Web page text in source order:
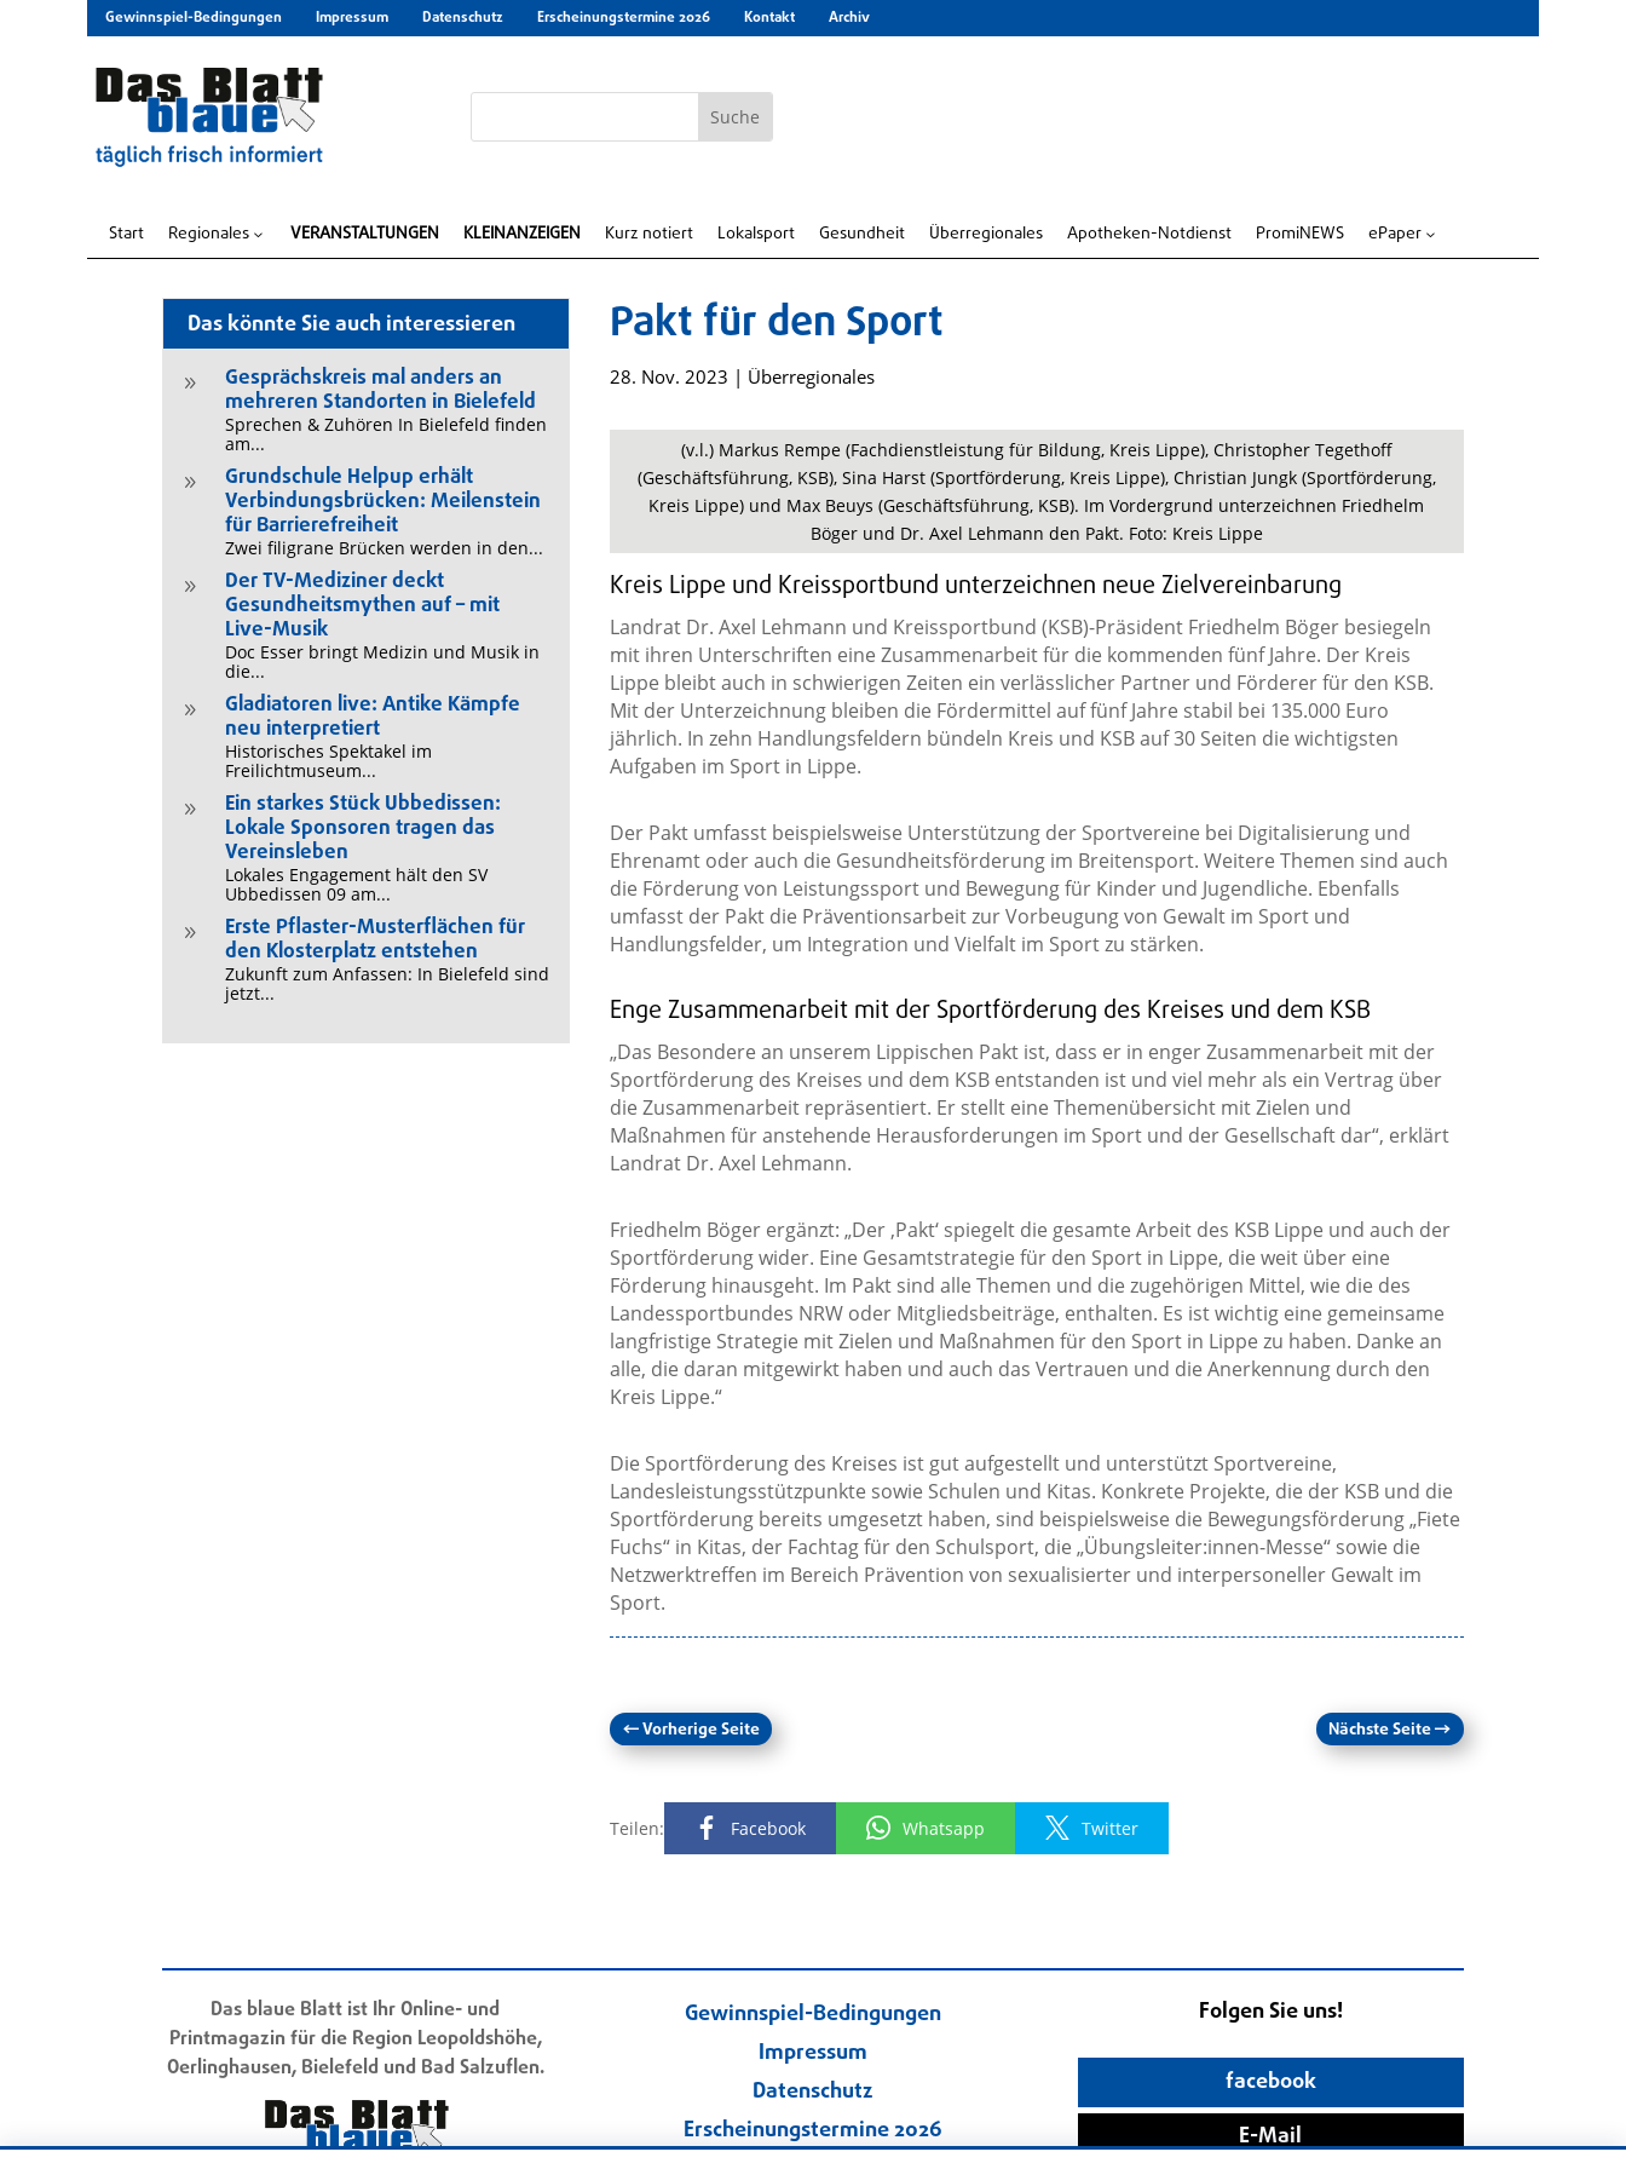
Gewinnspiel-Bedingungen Impressum Datenschutz Erscheinungstermine 2026 Kontakt Archiv
Start Regionales 3 VERANSTALTUNGEN KLEINANZEIGEN Kurz notiert Lokalsport Gesundheit Überregionales Apotheken-Notdienst PromiNEWS ePaper 3
Das könnte Sie auch interessieren
9
Gesprächskreis mal anders an
mehreren Standorten in Bielefeld
Sprechen & Zuhören In Bielefeld finden
am...
9
Grundschule Helpup erhält
Verbindungsbrücken: Meilenstein
für Barrierefreiheit
Zwei filigrane Brücken werden in den...
9
Der TV-Mediziner deckt
Gesundheitsmythen auf – mit
Live-Musik
Doc Esser bringt Medizin und Musik in
die...
9
Gladiatoren live: Antike Kämpfe
neu interpretiert
Historisches Spektakel im
Freilichtmuseum...
9
Ein starkes Stück Ubbedissen:
Lokale Sponsoren tragen das
Vereinsleben
Lokales Engagement hält den SV
Ubbedissen 09 am...
9
Erste Pflaster-Musterflächen für
den Klosterplatz entstehen
Zukunft zum Anfassen: In Bielefeld sind
jetzt...
Pakt für den Sport
28. Nov. 2023 | Überregionales
(v.l.) Markus Rempe (Fachdienstleistung für Bildung, Kreis Lippe), Christopher Tegethoff
(Geschäftsführung, KSB), Sina Harst (Sportförderung, Kreis Lippe), Christian Jungk (Sportförderung,
Kreis Lippe) und Max Beuys (Geschäftsführung, KSB). Im Vordergrund unterzeichnen Friedhelm
Böger und Dr. Axel Lehmann den Pakt. Foto: Kreis Lippe
Kreis Lippe und Kreissportbund unterzeichnen neue Zielvereinbarung
Landrat Dr. Axel Lehmann und Kreissportbund (KSB)-Präsident Friedhelm Böger besiegeln
mit ihren Unterschriften eine Zusammenarbeit für die kommenden fünf Jahre. Der Kreis
Lippe bleibt auch in schwierigen Zeiten ein verlässlicher Partner und Förderer für den KSB.
Mit der Unterzeichnung bleiben die Fördermittel auf fünf Jahre stabil bei 135.000 Euro
jährlich. In zehn Handlungsfeldern bündeln Kreis und KSB auf 30 Seiten die wichtigsten
Aufgaben im Sport in Lippe.
Der Pakt umfasst beispielsweise Unterstützung der Sportvereine bei Digitalisierung und
Ehrenamt oder auch die Gesundheitsförderung im Breitensport. Weitere Themen sind auch
die Förderung von Leistungssport und Bewegung für Kinder und Jugendliche. Ebenfalls
umfasst der Pakt die Präventionsarbeit zur Vorbeugung von Gewalt im Sport und
Handlungsfelder, um Integration und Vielfalt im Sport zu stärken.
Enge Zusammenarbeit mit der Sportförderung des Kreises und dem KSB
„Das Besondere an unserem Lippischen Pakt ist, dass er in enger Zusammenarbeit mit der
Sportförderung des Kreises und dem KSB entstanden ist und viel mehr als ein Vertrag über
die Zusammenarbeit repräsentiert. Er stellt eine Themenübersicht mit Zielen und
Maßnahmen für anstehende Herausforderungen im Sport und der Gesellschaft dar“, erklärt
Landrat Dr. Axel Lehmann.
Friedhelm Böger ergänzt: „Der ‚Pakt‘ spiegelt die gesamte Arbeit des KSB Lippe und auch der
Sportförderung wider. Eine Gesamtstrategie für den Sport in Lippe, die weit über eine
Förderung hinausgeht. Im Pakt sind alle Themen und die zugehörigen Mittel, wie die des
Landessportbundes NRW oder Mitgliedsbeiträge, enthalten. Es ist wichtig eine gemeinsame
langfristige Strategie mit Zielen und Maßnahmen für den Sport in Lippe zu haben. Danke an
alle, die daran mitgewirkt haben und auch das Vertrauen und die Anerkennung durch den
Kreis Lippe.“
Die Sportförderung des Kreises ist gut aufgestellt und unterstützt Sportvereine,
Landesleistungsstützpunkte sowie Schulen und Kitas. Konkrete Projekte, die der KSB und die
Sportförderung bereits umgesetzt haben, sind beispielsweise die Bewegungsförderung „Fiete
Fuchs“ in Kitas, der Fachtag für den Schulsport, die „Übungsleiter:innen-Messe“ sowie die
Netzwerktreffen im Bereich Prävention von sexualisierter und interpersoneller Gewalt im
Sport.
←Vorherige Seite Nächste Seite→
Teilen: Facebook Whatsapp Twitter
Das blaue Blatt ist Ihr Online- und
Printmagazin für die Region Leopoldshöhe,
Oerlinghausen, Bielefeld und Bad Salzuflen.
Gewinnspiel-Bedingungen
Impressum
Datenschutz
Erscheinungstermine 2026
Folgen Sie uns!
facebook
E-Mail